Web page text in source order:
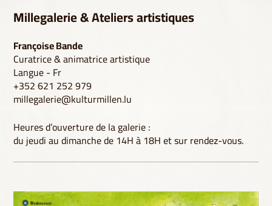
Millegalerie & Ateliers artistiques
Françoise Bande
Curatrice & animatrice artistique
Langue - Fr
+352 621 252 979
millegalerie@kulturmillen.lu
Heures d’ouverture de la galerie :
du jeudi au dimanche de 14H à 18H et sur rendez-vous.